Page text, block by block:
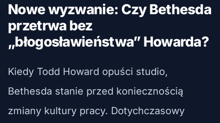
Nowe wyzwanie: Czy Bethesda
przetrwa bez
„błogosławieństwa” Howarda?
Kiedy Todd Howard opuści studio,
Bethesda stanie przed koniecznością
zmiany kultury pracy. Dotychczasowy